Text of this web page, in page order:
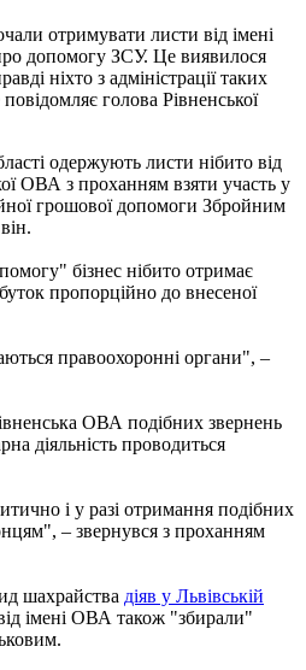
отримувати листи від імені
допомогу ЗСУ. Це виявилося
ніхто з адміністрації таких
голова Рівненської
одержують листи нібито від
ОВА з проханням взяти участь у
грошової допомоги Збройним
бізнес нібито отримає
пропорційно до внесеної
правоохоронні органи", –
ОВА подібних звернень
діяльність проводиться
і у разі отримання подібних
– звернувся з проханням
шахрайства діяв у Львівській
імені ОВА також "збирали"